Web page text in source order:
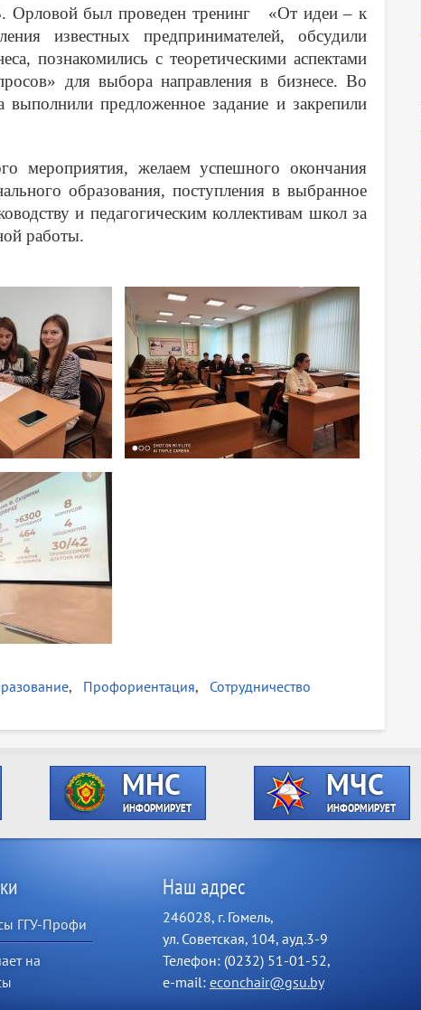
Орловой был проведен тренинг «От идеи – к
известных предпринимателей, обсудили
познакомились с теоретическими аспектами
для выбора направления в бизнесе. Во
выполнили предложенное задание и закрепили
мероприятия, желаем успешного окончания
образования, поступления в выбранное
и педагогическим коллективам школ за
работы.
Профориентация Сотрудничество
ГГУ-Профи
на
Наш адрес
246028, г. Гомель,
ул. Советская, 104, ауд.3-9
Телефон: (0232) 51-01-52,
e-mail: econchair@gsu.by